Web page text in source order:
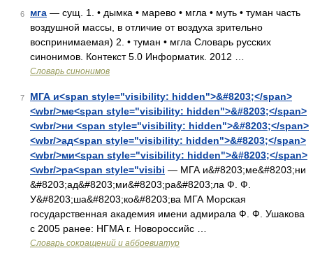
6 мга — сущ. 1. • дымка • марево • мгла • муть • туман часть
воздушной массы, в отличие от воздуха зрительно
воспринимаемая) 2. • туман • мгла Словарь русских
синонимов. Контекст 5.0 Информатик. 2012 …
Словарь синонимов
7
МГА и<span style="visibility: hidden">&#8203;</span>
<wbr/>ме<span style="visibility: hidden">&#8203;</span>
<wbr/>ни <span style="visibility: hidden">&#8203;</span>
<wbr/>ад<span style="visibility: hidden">&#8203;</span>
<wbr/>ми<span style="visibility: hidden">&#8203;</span>
<wbr/>ра<span style="visibi — МГА и&#8203;ме&#8203;ни
&#8203;ад&#8203;ми&#8203;ра&#8203;ла Ф. Ф.
У&#8203;ша&#8203;ко&#8203;ва МГА Морская
государственная академия имени адмирала Ф. Ф. Ушакова
с 2005 ранее: НГМА г. Новороссийс …
Словарь сокращений и аббревиатур